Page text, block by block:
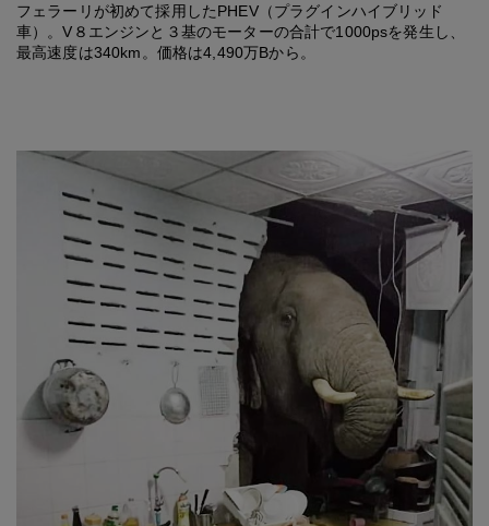
フェラーリが初めて採用したPHEV（プラグインハイブリッド
車）。V８エンジンと３基のモーターの合計で1000psを発生し、
最高速度は340km。価格は4,490万Bから。